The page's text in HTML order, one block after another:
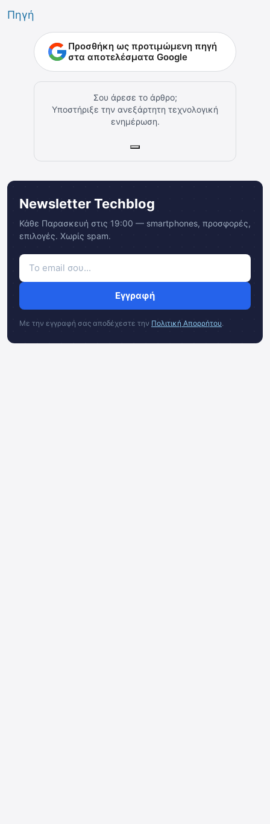
Πηγή
Προσθήκη ως προτιμώμενη πηγή
στα αποτελέσματα Google
Σου άρεσε το άρθρο;
Υποστήριξε την ανεξάρτητη τεχνολογική
ενημέρωση.
Newsletter Techblog
Κάθε Παρασκευή στις 19:00 — smartphones, προσφορές,
επιλογές. Χωρίς spam.
Εγγραφή
Με την εγγραφή σας αποδέχεστε την Πολιτική Απορρήτου.